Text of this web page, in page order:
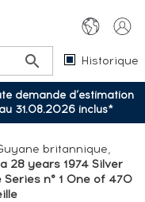
Historique
demande d’estimation
31.08.2026 inclus*
britannique,
28 years 1974 Silver
n° 1 One of 470